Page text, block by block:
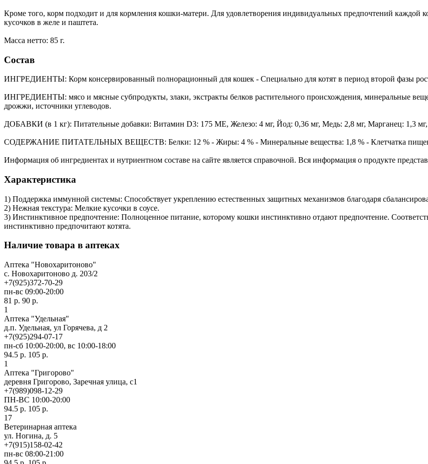
Кроме того, корм подходит и для кормления кошки-матери. Для удовлетворения индивидуальных предпочтений
кусочков в желе и паштета.
Масса нетто: 85 г.
Состав
ИНГРЕДИЕНТЫ: Корм консервированный полнорационный для кошек - Специально для котят в период второй фазы
ИНГРЕДИЕНТЫ: мясо и мясные субпродукты, злаки, экстракты белков растительного происхождения, минеральные
дрожжи, источники углеводов.
ДОБАВКИ (в 1 кг): Питательные добавки: Витамин D3: 175 ME, Железо: 4 мг, Йод: 0,36 мг, Медь: 2,8 мг, Марганец: 1,3
СОДЕРЖАНИЕ ПИТАТЕЛЬНЫХ ВЕЩЕСТВ: Белки: 12 % - Жиры: 4 % - Минеральные вещества: 1,8 % - Клетчатка
Информация об ингредиентах и нутриентном составе на сайте является справочной. Вся информация о продукте
Характеристика
1) Поддержка иммунной системы: Способствует укреплению естественных защитных механизмов благодаря
2) Нежная текстура: Мелкие кусочки в соусе.
3) Инстинктивное предпочтение: Полноценное питание, которому кошки инстинктивно отдают предпочтение.
инстинктивно предпочитают котята.
Наличие товара в аптеках
Аптека "Новохаритоново"
c. Новохаритоново д. 203/2
+7(925)372-70-29
пн-вс 09:00-20:00
81 р. 90 р.
1
Аптека "Удельная"
д.п. Удельная, ул Горячева, д 2
+7(925)294-07-17
пн-сб 10:00-20:00, вс 10:00-18:00
94.5 р. 105 р.
1
Аптека "Григорово"
деревня Григорово, Заречная улица, с1
+7(989)098-12-29
ПН-ВС 10:00-20:00
94.5 р. 105 р.
17
Ветеринарная аптека
ул. Ногина, д. 5
+7(915)158-02-42
пн-вс 08:00-21:00